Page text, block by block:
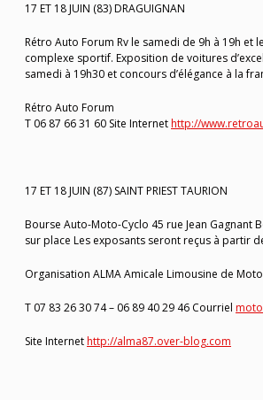
17 ET 18 JUIN (83) DRAGUIGNAN
Rétro Auto Forum Rv le samedi de 9h à 19h
complexe sportif. Exposition de voitures
samedi à 19h30 et concours d’élégance à la
Rétro Auto Forum
T 06 87 66 31 60 Site Internethttp://
17 ET 18 JUIN (87) SAINT PRIEST TAURION
Bourse Auto-Moto-Cyclo 45 rue Jean
sur place Les exposants seront reçus à partir
Organisation ALMA Amicale Limousine de
T 07 83 26 30 74 – 06 89 40 29 46 Courriel
Site Internethttp://alma87.over-blog.com